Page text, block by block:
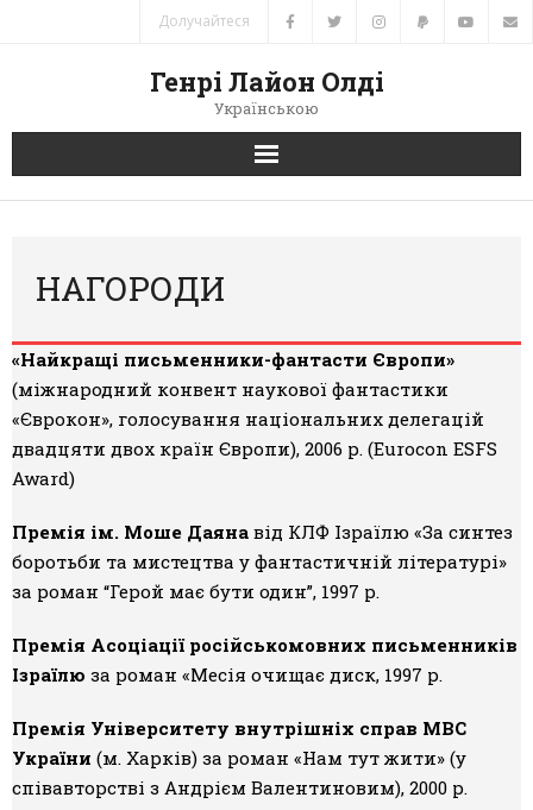
Долучайтеся
Генрі Лайон Олді
Українською
Головна
Книги
Переклади
Галерея
НАГОРОДИ
«Найкращі письменники-фантасти Європи»
(міжнародний конвент наукової фантастики
«Єврокон», голосування національних делегацій
двадцяти двох країн Європи), 2006 р. (Eurocon ESFS
Award)
Премія ім. Моше Даяна від КЛФ Ізраїлю «За синтез
боротьби та мистецтва у фантастичній літературі»
за роман “Герой має бути один”, 1997 р.
Премія Асоціації російськомовних письменників
Ізраїлю за роман «Месія очищає диск, 1997 р.
Премія Університету внутрішніх справ МВС
України (м. Харків) за роман «Нам тут жити» (у
співавторстві з Андрієм Валентиновим), 2000 р.